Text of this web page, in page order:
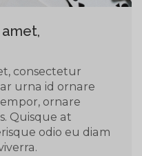
consectetur
urna id ornare
ornare
Quisque at
odio eu diam